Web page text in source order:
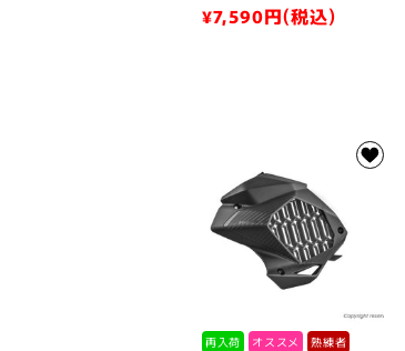
通
¥7,590円(税込)
再入荷 オススメ 熟練者